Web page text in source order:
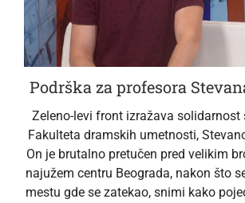
Podrška za profesora
Zeleno-levi front izražava solidarnost
Fakulteta dramskih umetnosti,
On je brutalno pretučen pred velikim
najužem centru Beograda, nakon što
mestu gde se zatekao, snimi kako